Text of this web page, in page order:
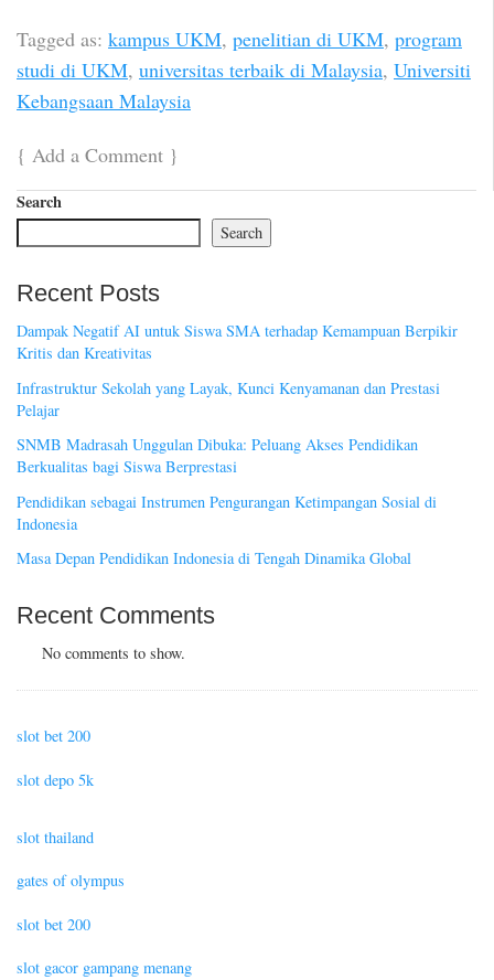
Tagged as: kampus UKM, penelitian di UKM, program
studi di UKM, universitas terbaik di Malaysia, Universiti
Kebangsaan Malaysia
{ Add a Comment }
Search
Search
Recent Posts
Dampak Negatif AI untuk Siswa SMA terhadap Kemampuan Berpikir
Kritis dan Kreativitas
Infrastruktur Sekolah yang Layak, Kunci Kenyamanan dan Prestasi
Pelajar
SNMB Madrasah Unggulan Dibuka: Peluang Akses Pendidikan
Berkualitas bagi Siswa Berprestasi
Pendidikan sebagai Instrumen Pengurangan Ketimpangan Sosial di
Indonesia
Masa Depan Pendidikan Indonesia di Tengah Dinamika Global
Recent Comments
No comments to show.
slot bet 200
slot depo 5k
slot thailand
gates of olympus
slot bet 200
slot gacor gampang menang